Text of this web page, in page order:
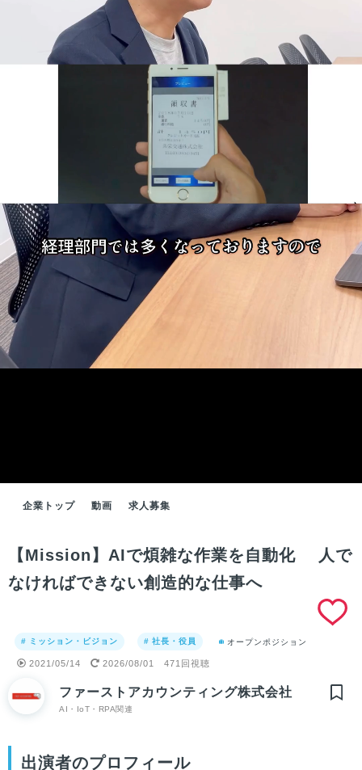
企業トップ 動画 求人募集
【Mission】AIで煩雑な作業を自動化 人で
なければできない創造的な仕事へ
# ミッション・ビジョン # 社長・役員 オープンポジション
2021/05/14 2026/08/01 471回視聴
ファーストアカウンティング株式会社
AI・IoT・RPA関連
出演者のプロフィール